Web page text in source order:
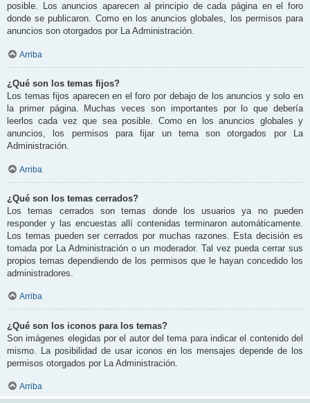
posible. Los anuncios aparecen al principio de cada página en el foro
donde se publicaron. Como en los anuncios globales, los permisos para
anuncios son otorgados por La Administración.
Arriba
¿Qué son los temas fijos?
Los temas fijos aparecen en el foro por debajo de los anuncios y solo en
la primer página. Muchas veces son importantes por lo que debería
leerlos cada vez que sea posible. Como en los anuncios globales y
anuncios, los permisos para fijar un tema son otorgados por La
Administración.
Arriba
¿Qué son los temas cerrados?
Los temas cerrados son temas donde los usuarios ya no pueden
responder y las encuestas allí contenidas terminaron automáticamente.
Los temas pueden ser cerrados por muchas razones. Esta decisión es
tomada por La Administración o un moderador. Tal vez pueda cerrar sus
propios temas dependiendo de los permisos que le hayan concedido los
administradores.
Arriba
¿Qué son los iconos para los temas?
Son imágenes elegidas por el autor del tema para indicar el contenido del
mismo. La posibilidad de usar iconos en los mensajes depende de los
permisos otorgados por La Administración.
Arriba